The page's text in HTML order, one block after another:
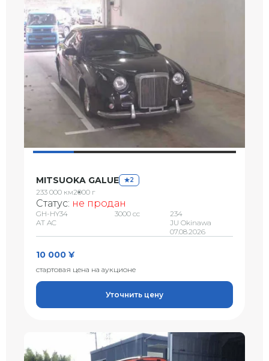
MITSUOKA GALUE 2
233 000 км2000 г
Статус: не продан
GH-HY34
AT AC
3000 сс
234
JU Okinawa
07.08.2026
10 000 ¥
стартовая цена на аукционе
Уточнить цену